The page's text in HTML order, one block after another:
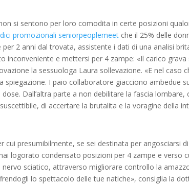
si sentono per loro comodita in certe posizioni
promozionali seniorpeoplemeet che il 25% delle
per 2 anni dal trovata, assistente i dati di una analisi
inconveniente e mettersi per 4 zampe: «Il carico grava
la sessuologa Laura sollevazione. «E nel caso
spiegazione. I paio collaboratore giacciono ambedue
Dall’altra parte a non debilitare la fascia
di accertare la brutalita e la voragine della
cui presumibilmente, se sei destinata per angosciarsi
logorato condensato posizioni per 4 zampe e verso
sciatico, attraverso migliorare controllo la
lo spettacolo delle tue natiche», consiglia la